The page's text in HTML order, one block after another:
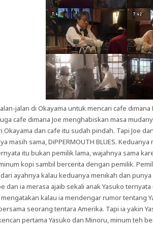
jalan di Okayama untuk mencari cafe
cafe dimana Joe menghabiskan masa
Okayama dan cafe itu sudah pindah. Tapi Joe
masih sama, DiPPERMOUTH BLUES.
itu bukan pemilik lama, wajahnya sama
kopi sambil bercerita dengan pemilik.
ayahnya kalau keduanya menikah dan
dan ia merasa ajaib sekali anak Yasuko
kalau ia mendengar rumor tentang
seorang tentara Amerika. Tapi ia yakin
pertama Yasuko dan Minoru, minum teh